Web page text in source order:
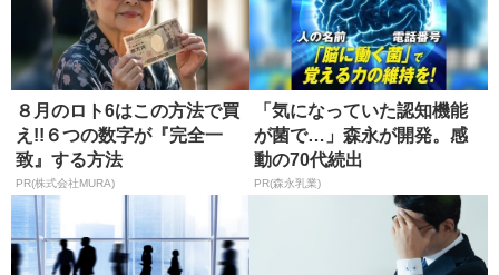
８月のロト6はこの方法で買
え!!６つの数字が『完全一
致』する方法
PR(株式会社MURA)
「気になっていた認知機能
が菌で…」森永が開発。感
動の70代続出
PR(森永乳業)